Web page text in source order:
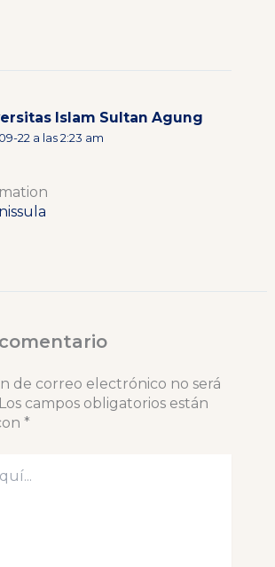
Islam Sultan Agung
22 a las 2:23 am
de correo electrónico no será
Los campos obligatorios están
*